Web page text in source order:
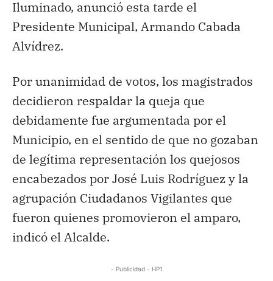
Iluminado, anunció esta tarde el
Presidente Municipal, Armando Cabada
Alvídrez.
Por unanimidad de votos, los magistrados
decidieron respaldar la queja que
debidamente fue argumentada por el
Municipio, en el sentido de que no gozaban
de legítima representación los quejosos
encabezados por José Luis Rodríguez y la
agrupación Ciudadanos Vigilantes que
fueron quienes promovieron el amparo,
indicó el Alcalde.
- Publicidad - HP1